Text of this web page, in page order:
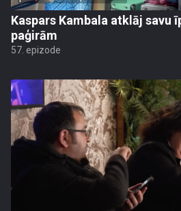
Kaspars Kambala atklāj savu
paģirām
57. epizode